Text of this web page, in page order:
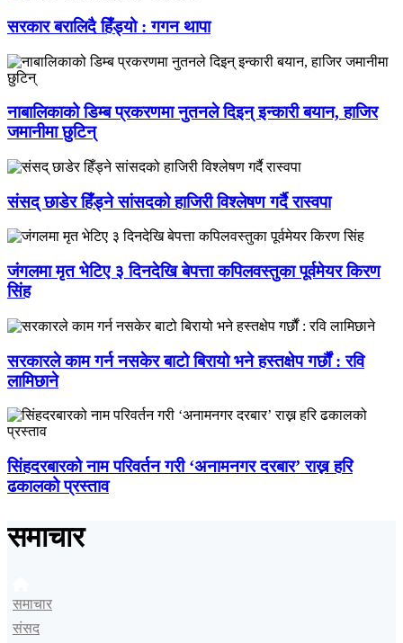
सरकार बरालिदै हिँड्यो : गगन थापा
नाबालिकाको डिम्ब प्रकरणमा नुतनले दिइन् इन्कारी बयान, हाजिर
जमानीमा छुटिन्
संसद् छाडेर हिँड्ने सांसदको हाजिरी विश्लेषण गर्दै रास्वपा
जंगलमा मृत भेटिए ३ दिनदेखि बेपत्ता कपिलवस्तुका पूर्वमेयर किरण
सिंह
सरकारले काम गर्न नसकेर बाटो बिरायो भने हस्तक्षेप गर्छौं : रवि
लामिछाने
सिंहदरबारको नाम परिवर्तन गरी ‘अनामनगर दरबार’ राख्न हरि
ढकालको प्रस्ताव
समाचार
समाचार
संसद